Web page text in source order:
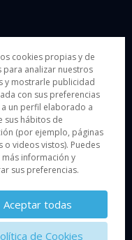
la
cookies propias y de
para analizar nuestros
y mostrarle publicidad
con sus preferencias
a un perfil elaborado a
sus hábitos de
(por ejemplo, páginas
o videos vistos). Puedes
información y
sus preferencias.
Aceptar todas
de Cookies